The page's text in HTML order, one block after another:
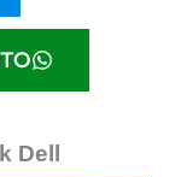
Dell